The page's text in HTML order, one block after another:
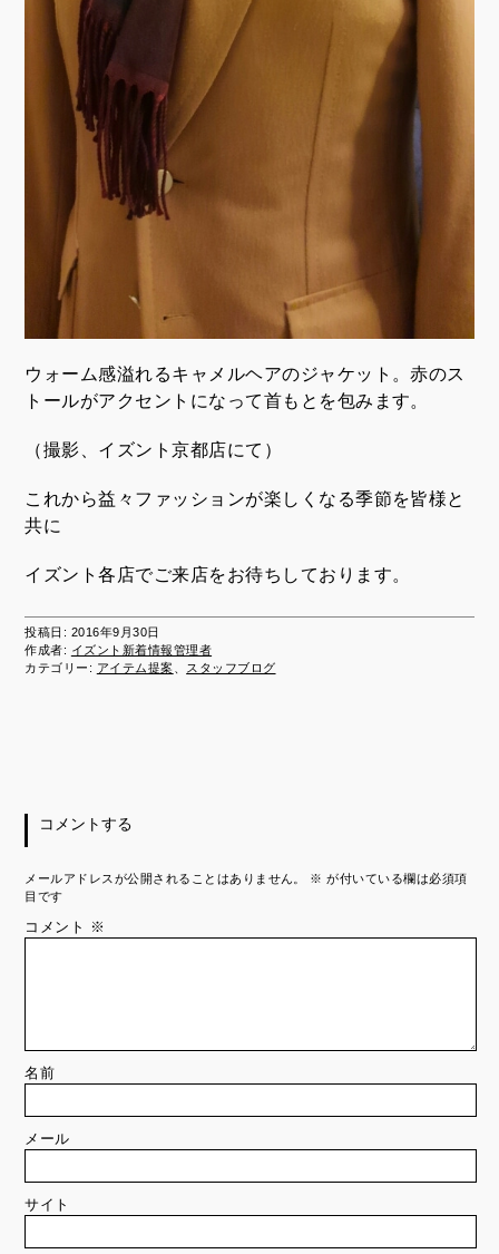
ウォーム感溢れるキャメルヘアのジャケット。赤のス
トールがアクセントになって首もとを包みます。
（撮影、イズント京都店にて）
これから益々ファッションが楽しくなる季節を皆様と
共に
イズント各店でご来店をお待ちしております。
投稿日: 2016年9月30日
作成者: イズント新着情報管理者
カテゴリー: アイテム提案 スタッフブログ
コメントする
メールアドレスが公開されることはありません。 ※ が付いている欄は必須項
目です
コメント ※
名前
メール
サイト